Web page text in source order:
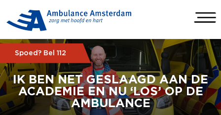
Spoed? Bel 112
IK BEN NET GESLAAGD AAN DE
ACADEMIE EN NU ‘LOS’ OP DE
AMBULANCE